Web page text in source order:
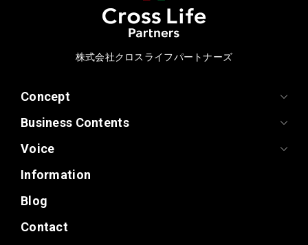
株式会社クロスライフパートナーズ
Concept
Business Contents
Voice
Information
Blog
Contact